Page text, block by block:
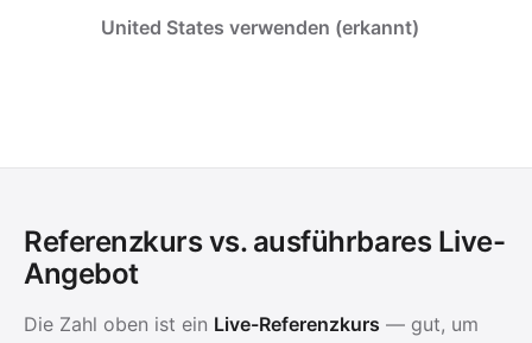
United States verwenden (erkannt)
Referenzkurs vs. ausführbares Live-
Angebot
Die Zahl oben ist ein Live-Referenzkurs — gut, um